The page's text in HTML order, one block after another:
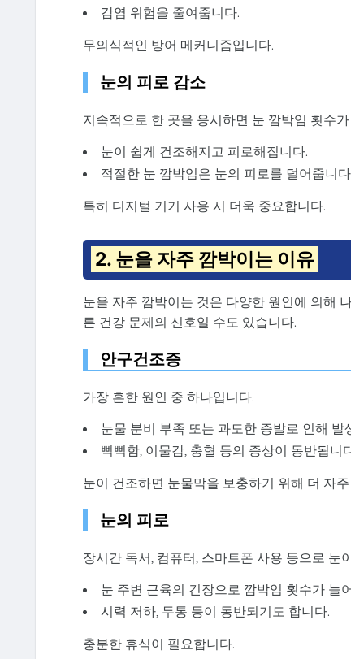
감염 위험을 줄여줍니다.
무의식적인 방어 메커니즘입니다.
눈의 피로 감소
지속적으로 한 곳을 응시하면 눈 깜박임 횟수
눈이 쉽게 건조해지고 피로해집니다.
적절한 눈 깜박임은 눈의 피로를 덜어줍니
특히 디지털 기기 사용 시 더욱 중요합니다.
2. 눈을 자주 깜박이는 이유
눈을 자주 깜박이는 것은 다양한 원인에 의해
른 건강 문제의 신호일 수도 있습니다.
안구건조증
가장 흔한 원인 중 하나입니다.
눈물 분비 부족 또는 과도한 증발로 인해 발
뻑뻑함, 이물감, 충혈 등의 증상이 동반됩니
눈이 건조하면 눈물막을 보충하기 위해 더 자
눈의 피로
장시간 독서, 컴퓨터, 스마트폰 사용 등으로 눈
눈 주변 근육의 긴장으로 깜박임 횟수가 늘
시력 저하, 두통 등이 동반되기도 합니다.
충분한 휴식이 필요합니다.